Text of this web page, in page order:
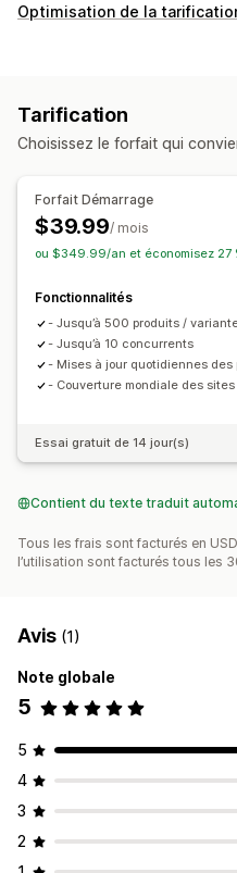
Optimisation de la
Tableaux de bord
Tarification
Choisissez le forfait qui
Forfait Démarrage
$39.99/ mois
ou $349.99/an et économisez 27
Fonctionnalités
- Jusqu’à 500 produits /
- Jusqu’à 10 concurrents
- Mises à jour quotidiennes des
- Couverture mondiale des
Essai gratuit de 14 jour(s)
Contient du texte traduit
Tous les frais sont facturés en
l’utilisation sont facturés tous les
Avis (1)
Note globale
5
5
4
3
2